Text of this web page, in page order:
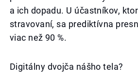
a ich dopadu. U účastníkov,
stravovaní, sa prediktívna
viac než 90 %.
Digitálny dvojča nášho tela?